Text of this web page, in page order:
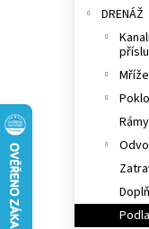
DRENÁŽ
Mříže